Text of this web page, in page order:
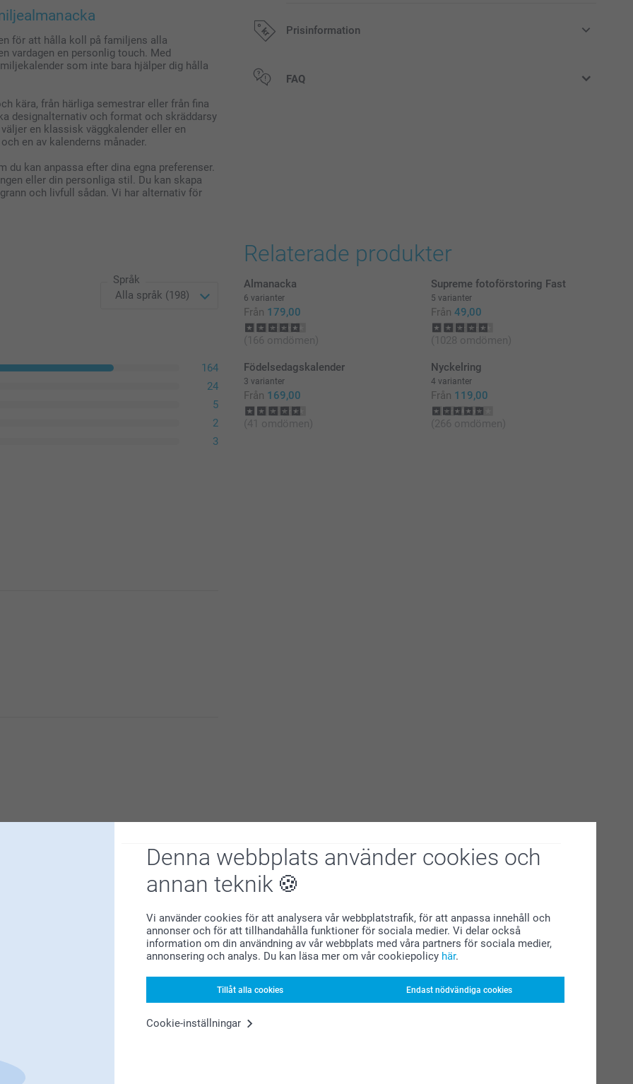
Denna webbplats använder cookies och
annan teknik
Vi använder cookies för att analysera vår webbplatstrafik, för att anpassa innehåll och
annonser och för att tillhandahålla funktioner för sociala medier. Vi delar också
information om din användning av vår webbplats med våra partners för sociala medier,
annonsering och analys. Du kan läsa mer om vår cookiepolicy här.
Tillåt alla cookies Endast nödvändiga cookies
Cookie-inställningar
för att hålla koll på familjens alla
vardagen en personlig touch. Med
som inte bara hjälper dig hålla
kära, från härliga semestrar eller från fina
designalternativ och format och skräddarsy
en klassisk väggkalender eller en
en av kalenderns månader.
kan anpassa efter dina egna preferenser.
eller din personliga stil. Du kan skapa
och livfull sådan. Vi har alternativ för
Prisinformation
Alla priser är i svenska kronor (SEK), inklusive moms och exklusive porto.
FAQ
Språk
164
24
5
2
3
med egna foton.
med egna bilder! Vi är glada
med egna bilder! Vi är glada
personlig och praktisk. Tack för att du
svårt att urskilja vilket datum det handlar
mer eller tagit en annan
med dina förväntningar, om du vill
produkt utan kostnad. Du når oss via
efter behov. Rekommenderas
Relaterade produkter
Almanacka
6 varianter
Från 179,00
(166 omdömen)
Supreme fotoförstoring Fast
5 varianter
Från 49,00
(1028 omdömen)
Födelsedagskalender
3 varianter
Från 169,00
(41 omdömen)
Nyckelring
4 varianter
Från 119,00
(266 omdömen)